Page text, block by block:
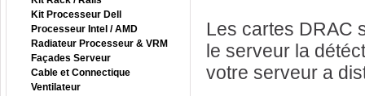
Kit Processeur Dell
Processeur Intel / AMD
Radiateur Processeur & VRM
Façades Serveur
Cable et Connectique
Ventilateur
Les cartes DRAC
le serveur la
votre serveur a